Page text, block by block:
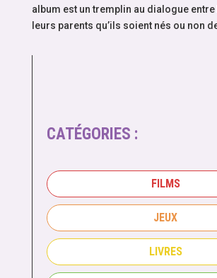
album est un tremplin au dialogue
leurs parents qu’ils soient nés ou non
CATÉGORIES :
FILMS
JEUX
LIVRES